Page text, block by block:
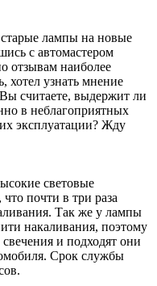
лампы на новые
с автомастером
отзывам наиболее
хотел узнать мнение
считаете, выдержит ли
в неблагоприятных
эксплуатации? Жду
световые
почти в три раза
Так же у лампы
накаливания, поэтому
и подходят они
Срок службы